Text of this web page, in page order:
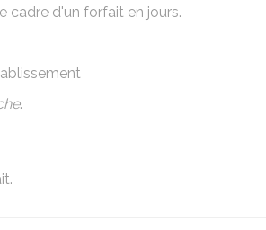
cadre d'un forfait en jours.
.